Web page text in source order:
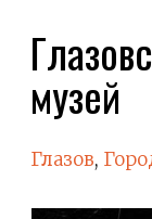
музей
Глазов,